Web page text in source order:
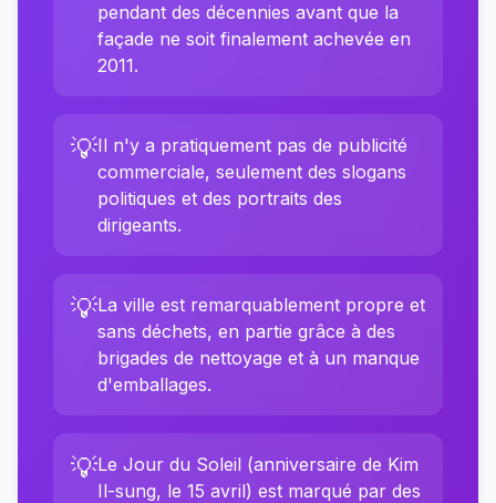
pendant des décennies avant que la
façade ne soit finalement achevée en
2011.
💡Il n'y a pratiquement pas de publicité
commerciale, seulement des slogans
politiques et des portraits des
dirigeants.
💡La ville est remarquablement propre et
sans déchets, en partie grâce à des
brigades de nettoyage et à un manque
d'emballages.
💡Le Jour du Soleil (anniversaire de Kim
Il-sung, le 15 avril) est marqué par des